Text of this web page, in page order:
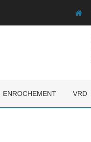
ENROCHEMENT VRD